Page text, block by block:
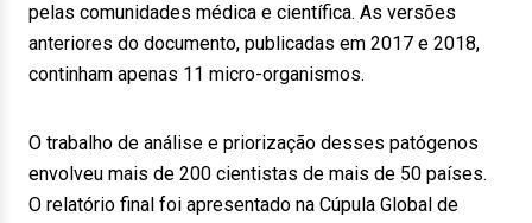
pelas comunidades médica e científica. As versões
anteriores do documento, publicadas em 2017 e 2018,
continham apenas 11 micro-organismos.
O trabalho de análise e priorização desses patógenos
envolveu mais de 200 cientistas de mais de 50 países.
O relatório final foi apresentado na Cúpula Global de